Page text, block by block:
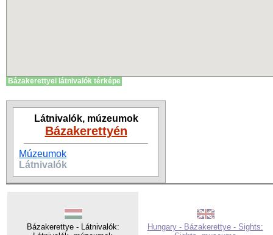
Bázakerettyei látnivalók térképe
Látnivalók, múzeumok
Bázakerettyén
Múzeumok
Látnivalók
Bázakerettye - Látnivalók:
Hungary - Bázakerettye - Sights: